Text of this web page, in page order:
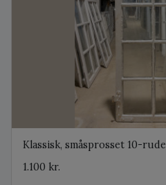
Klassisk, småsprosset 10-
1.100 kr.